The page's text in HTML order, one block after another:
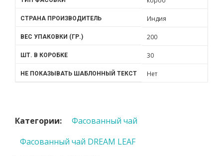
СТРАНА ПРОИЗВОДИТЕЛЬ Индия
ВЕС УПАКОВКИ (ГР.) 200
ШТ. В КОРОБКЕ 30
НЕ ПОКАЗЫВАТЬ ШАБЛОННЫЙ ТЕКСТ Нет
Категории:
Фасованный чай
Фасованный чай DREAM LEAF